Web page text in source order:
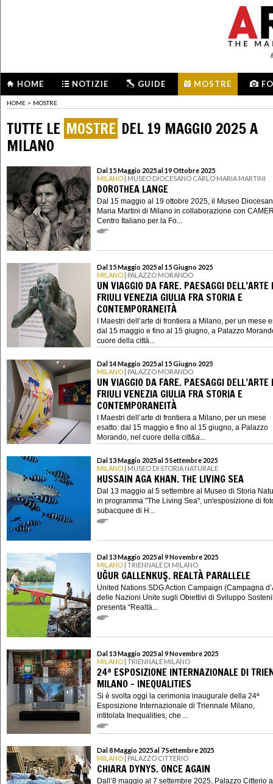
HOME NOTIZIE GUIDE MOSTRE
HOME > MOSTRE
TUTTE LE MOSTRE DEL 19 MAGGIO 2025 A
MILANO
Dal 15 Maggio 2025 al 19 Ottobre 2025
MILANO | MUSEO DIOCESANO CARLO MARIA MARTINI
DOROTHEA LANGE
Dal 15 maggio al 19 ottobre 2025, il Museo
Maria Martini di Milano in collaborazione con
Centro Italiano per la Fo...
Dal 15 Maggio 2025 al 15 Giugno 2025
MILANO | PALAZZO MORANDO
UN VIAGGIO DA FARE. PAESAGGI DELL’ARTE
FRIULI VENEZIA GIULIA FRA STORIA E
CONTEMPORANEITÀ
I Maestri dell’arte di frontiera a Milano, per un mese
dal 15 maggio e fino al 15 giugno, a Palazzo
cuore della città...
Dal 14 Maggio 2025 al 15 Giugno 2025
MILANO | PALAZZO MORANDO
UN VIAGGIO DA FARE. PAESAGGI DELL’ARTE
FRIULI VENEZIA GIULIA FRA STORIA E
CONTEMPORANEITÀ
I Maestri dell’arte di frontiera a Milano, per un mese
esatto: dal 15 maggio e fino al 15 giugno, a Palazzo
Morando, nel cuore della citt&a...
Dal 13 Maggio 2025 al 5 Settembre 2025
MILANO | MUSEO DI STORIA NATURALE
HUSSAIN AGA KHAN. THE LIVING SEA
Dal 13 maggio al 5 settembre al Museo di Storia
in programma "The Living Sea", un'esposizione di
subacquee di H...
Dal 13 Maggio 2025 al 9 Novembre 2025
MILANO | TRIENNALE DI MILANO
UĞUR GALLENKUŞ. REALTÀ PARALLELE
United Nations SDG Action Campaign (Campagna
delle Nazioni Unite sugli Obiettivi di Sviluppo
presenta “Realtà...
Dal 13 Maggio 2025 al 9 Novembre 2025
MILANO | TRIENNALE MILANO
24ª ESPOSIZIONE INTERNAZIONALE DI
MILANO - INEQUALITIES
Si è svolta oggi la cerimonia inaugurale della 24ª
Esposizione Internazionale di Triennale Milano,
intitolata Inequalities, che ...
Dal 8 Maggio 2025 al 7 Settembre 2025
MILANO | PALAZZO CITTERIO
CHIARA DYNYS. ONCE AGAIN
Dall’8 maggio al 7 settembre 2025, Palazzo Citterio